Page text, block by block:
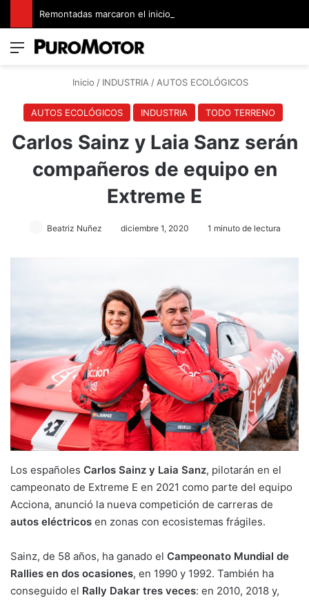
Menú
Inicio / INDUSTRIA/AUTOS ECOLÓGICOS
AUTOS ECOLÓGICOS INDUSTRIA TODO TERRENO
Carlos Sainz y Laia Sanz serán
compañeros de equipo en
Extreme E
Beatriz Nuñez diciembre 1, 2020 1 minuto de lectura
Los españoles Carlos Sainz y Laia Sanz, pilotarán en el
campeonato de Extreme E en 2021 como parte del equipo
Acciona, anunció la nueva competición de carreras de
autos eléctricos en zonas con ecosistemas frágiles.
Sainz, de 58 años, ha ganado el Campeonato Mundial de
Rallies en dos ocasiones, en 1990 y 1992. También ha
conseguido el Rally Dakar tres veces: en 2010, 2018 y,